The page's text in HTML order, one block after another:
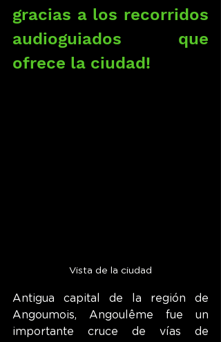
gracias a los recorridos
audioguiados que
ofrece la ciudad!
Vista de la ciudad
Antigua capital de la región de
Angoumois, Angoulême fue un
importante cruce de vías de